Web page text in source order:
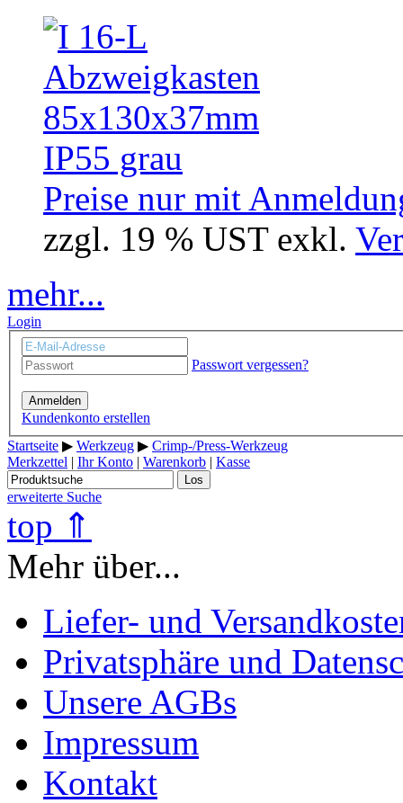
Preise nur mit
zzgl. 19 % UST exkl.
mehr...
Login
Passwort vergessen?
Anmelden
Kundenkonto erstellen
Startseite ▶ Werkzeug ▶ Crimp-/Press-Werkzeug
Merkzettel | Ihr Konto | Warenkorb | Kasse
Los
erweiterte Suche
top ⇑
Mehr über...
Liefer- und
Privatsphäre und
Unsere AGBs
Impressum
Kontakt